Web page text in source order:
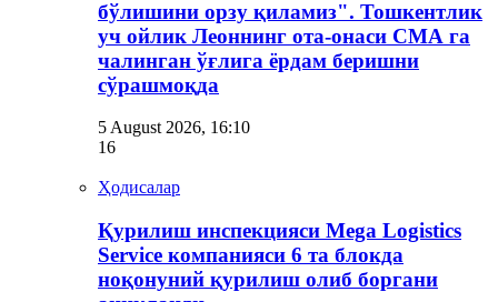
бўлишини орзу қиламиз". Тошкентлик
уч ойлик Леоннинг ота-онаси СМА га
чалинган ўғлига ёрдам беришни
сўрашмоқда
5 August 2026, 16:10
16
Ҳодисалар
Қурилиш инспекцияси Мega Logistics
Service компанияси 6 та блокда
ноқонуний қурилиш олиб боргани